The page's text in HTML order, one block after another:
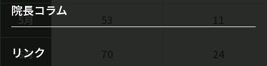
手術実績
屈折矯正（視力回復）
涙目/ 鼻涙管閉塞
翼状片
院長コラム
リンク
5月 53 11
6月 70 24